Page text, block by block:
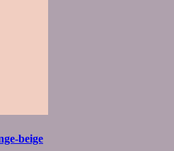
beige